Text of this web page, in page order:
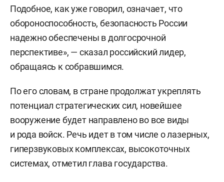
Подобное, как уже говорил, означает, что
обороноспособность, безопасность России
надежно обеспечены в долгосрочной
перспективе», — сказал российский лидер,
обращаясь к собравшимся.
По его словам, в стране продолжат укреплять
потенциал стратегических сил, новейшее
вооружение будет направлено во все виды
и рода войск. Речь идет в том числе о лазерных,
гиперзвуковых комплексах, высокоточных
системах, отметил глава государства.